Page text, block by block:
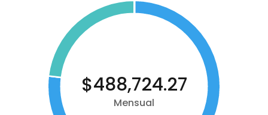
$488,724.27
Mensual